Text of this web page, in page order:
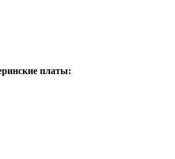
платы: